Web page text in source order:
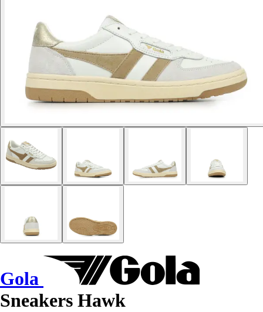
Gola
Sneakers Hawk